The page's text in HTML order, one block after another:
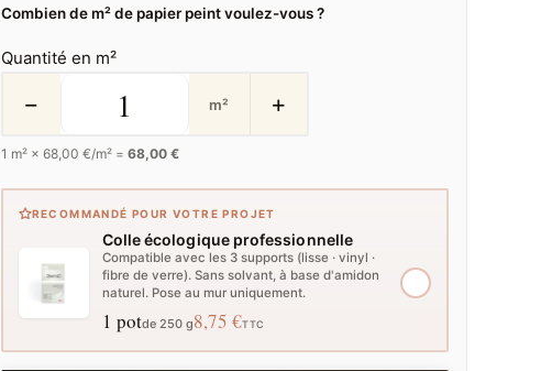
Combien de m² de papier peint voulez-vous ?
Quantité en m²
− m² +
1 m² ×68,00 €/m² =68,00 €
RECOMMANDÉ POUR VOTRE PROJET
Colle écologique professionnelle
Compatible avec les 3 supports (lisse · vinyl ·
fibre de verre). Sans solvant, à base d'amidon
naturel. Pose au mur uniquement.
1 potde 250 g8,75 €TTC